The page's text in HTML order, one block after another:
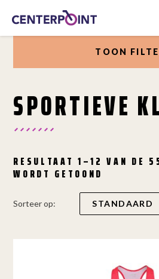
SPORTIEVE
RESULTAAT 1–12 VAN DE
WORDT GETOOND
Sorteer op:
TOON